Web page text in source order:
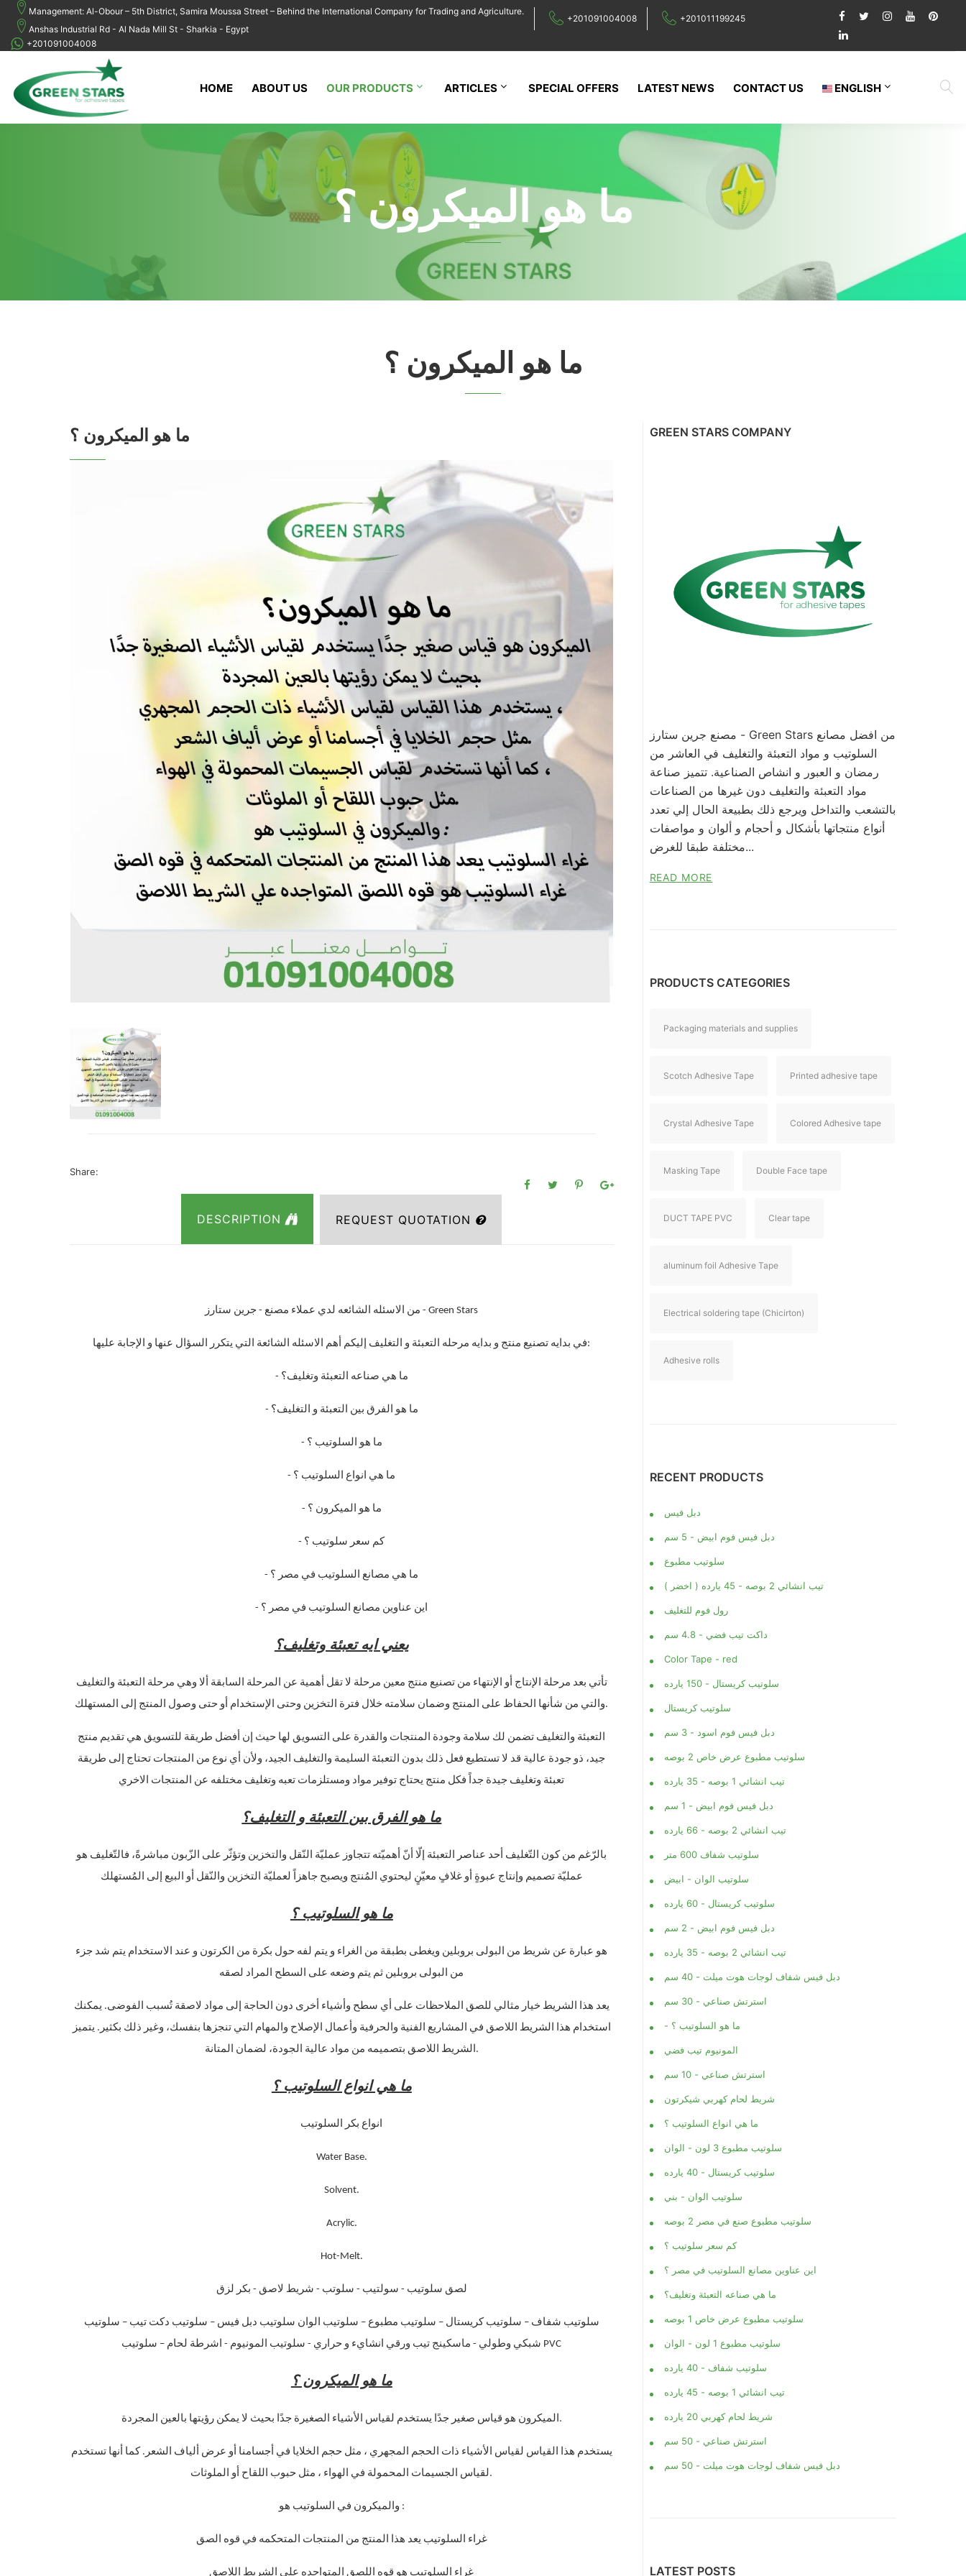
Management: Al-Obour – 5th District, Samira Moussa Street – Behind the International Company for Trading and Agriculture.
Anshas Industrial Rd - Al Nada Mill St - Sharkia - Egypt
+201091004008 +201011199245
+201091004008
HOME ABOUT US OUR PRODUCTS ARTICLES SPECIAL OFFERS LATEST NEWS CONTACT US ENGLISH
ما هو الميكرون ؟
ما هو الميكرون ؟
ما هو الميكرون ؟
Share:
DESCRIPTION REQUEST QUOTATION
من الاسئله الشائعه لدي عملاء مصنع - جرين ستارز - Green Stars
في بدايه تصنيع منتج و بدايه مرحله التعبئة و التغليف إليكم أهم الاسئله الشائعة التي يتكرر السؤال عنها و الإجابة عليها:
- ما هي صناعه التعبئة وتغليف؟
- ما هو الفرق بين التعبئة و التغليف؟
- ما هو السلوتيب ؟
- ما هي انواع السلوتيب ؟
- ما هو الميكرون ؟
- كم سعر سلوتيب ؟
- ما هي مصانع السلوتيب في مصر ؟
- اين عناوين مصانع السلوتيب في مصر ؟
يعني ايه تعبئة وتغليف؟
تأتي بعد مرحلة الإنتاج أو الإنتهاء من تصنيع منتج معين مرحلة لا تقل أهمية عن المرحلة السابقة ألا وهي مرحلة التعبئة والتغليف
والتي من شأنها الحفاظ على المنتج وضمان سلامته خلال فترة التخزين وحتى الإستخدام أو حتى وصول المنتج إلى المستهلك.
التعبئة والتغليف تضمن لك سلامة وجودة المنتجات والقدرة على التسويق لها حيث إن أفضل طريقة للتسويق هي تقديم منتج
جيد، ذو جودة عالية قد لا تستطيع فعل ذلك بدون التعبئة السليمة والتغليف الجيد، ولأن أي نوع من المنتجات تحتاج إلى طريقة
تعبئة وتغليف جيدة جداً فكل منتج يحتاج توفير مواد ومستلزمات تعبه وتغليف مختلفه عن المنتجات الاخري
ما هو الفرق بين التعبئة و التغليف؟
بالرّغم من كون التّغليف أحد عناصر التعبئة إلّا أنّ أهميّته تتجاوز عمليّة النّقل والتخزين وتؤثّر على الزّبون مباشرةً، فالتّغليف هو
عمليّة تصميم وإنتاج عبوةٍ أو غلافٍ معيّنٍ ليحتوي المُنتج ويصبح جاهزاً لعمليّة التخزين والنّقل أو البيع إلى المُستهلك
ما هو السلوتيب ؟
هو عبارة عن شريط من البولى بروبلين ويغطى بطبقة من الغراء و يتم لفه حول بكرة من الكرتون و عند الاستخدام يتم شد جزء
من البولى بروبلين ثم يتم وضعه على السطح المراد لصقه
يعد هذا الشريط خيار مثالي للصق الملاحظات على أي سطح وأشياء أخرى دون الحاجة إلى مواد لاصقة تُسبب الفوضى. يمكنك
استخدام هذا الشريط اللاصق في المشاريع الفنية والحرفية وأعمال الإصلاح والمهام التي تنجزها بنفسك، وغير ذلك بكثير. يتميز
الشريط اللاصق بتصميمه من مواد عالية الجودة، لضمان المتانة.
ما هي انواع السلوتيب ؟
انواع بكر السلوتيب
Water Base.
Solvent.
Acrylic.
Hot-Melt.
لصق سلوتيب - سولتيب - سلوتب - شريط لاصق - بكر لزق
سلوتيب شفاف – سلوتيب كريستال – سلوتيب مطبوع – سلوتيب الوان سلوتيب دبل فيس – سلوتيب دكت تيب – سلوتيب
شبكي وطولي - ماسكينج تيب ورقي انشايء و حراري - سلوتيب المونيوم - اشرطة لحام – سلوتيب PVC
ما هو الميكرون ؟
الميكرون هو قياس صغير جدًا يستخدم لقياس الأشياء الصغيرة جدًا بحيث لا يمكن رؤيتها بالعين المجردة.
يستخدم هذا القياس لقياس الأشياء ذات الحجم المجهري ، مثل حجم الخلايا في أجسامنا أو عرض ألياف الشعر. كما أنها تستخدم
لقياس الجسيمات المحمولة في الهواء ، مثل حبوب اللقاح أو الملوثات.
والميكرون في السلوتيب هو :
غراء السلوتيب يعد هذا المنتج من المنتجات المتحكمه في قوه الصق
غراء السلوتيب هو قوه اللصق المتواجده علي الشريط اللاصق
GREEN STARS COMPANY
مصنع جرين ستارز - Green Stars من افضل مصانع
السلوتيب و مواد التعبئة والتغليف في العاشر من
رمضان و العبور و انشاص الصناعية. تتميز صناعة
مواد التعبئة والتغليف دون غيرها من الصناعات
بالتشعب والتداخل ويرجع ذلك بطبيعة الحال إلي تعدد
أنواع منتجاتها بأشكال و أحجام و ألوان و مواصفات
مختلفة طبقا للغرض...
READ MORE
PRODUCTS CATEGORIES
Packaging materials and supplies
Scotch Adhesive Tape Printed adhesive tape
Crystal Adhesive Tape Colored Adhesive tape
Masking Tape Double Face tape
DUCT TAPE PVC Clear tape
aluminum foil Adhesive Tape
Electrical soldering tape (Chicirton)
Adhesive rolls
RECENT PRODUCTS
دبل فيس
دبل فيس فوم ابيض - 5 سم
سلوتيب مطبوع
تيب انشائي 2 بوصه - 45 يارده ( اخضر )
رول فوم للتغليف
داكت تيب فضي - 4.8 سم
Color Tape - red
سلوتيب كريستال - 150 يارده
سلوتيب كريستال
دبل فيس فوم اسود - 3 سم
سلوتيب مطبوع عرض خاص 2 بوصه
تيب انشائي 1 بوصه - 35 يارده
دبل فيس فوم ابيض - 1 سم
تيب انشائي 2 بوصه - 66 يارده
سلوتيب شفاف 600 متر
سلوتيب الوان - ابيض
سلوتيب كريستال - 60 يارده
دبل فيس فوم ابيض - 2 سم
تيب انشائي 2 بوصه - 35 يارده
دبل فيس شفاف لوجات هوت ميلت - 40 سم
استرتش صناعي - 30 سم
- ما هو السلوتيب ؟
المونيوم تيب فضي
استرتش صناعي - 10 سم
شريط لحام كهربي شيكرتون
ما هي انواع السلوتيب ؟
سلوتيب مطبوع 3 لون - الوان
سلوتيب كريستال - 40 يارده
سلوتيب الوان - بني
سلوتيب مطبوع صنع في مصر 2 بوصه
كم سعر سلوتيب ؟
اين عناوين مصانع السلوتيب في مصر ؟
ما هي صناعه التعبئة وتغليف؟
سلوتيب مطبوع عرض خاص 1 بوصه
سلوتيب مطبوع 1 لون - الوان
سلوتيب شفاف - 40 يارده
تيب انشائي 1 بوصه - 45 يارده
شريط لحام كهربي 20 يارده
استرتش صناعي - 50 سم
دبل فيس شفاف لوجات هوت ميلت - 50 سم
LATEST POSTS